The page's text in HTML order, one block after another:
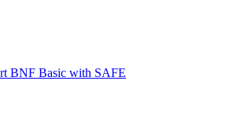
BNF Basic with SAFE